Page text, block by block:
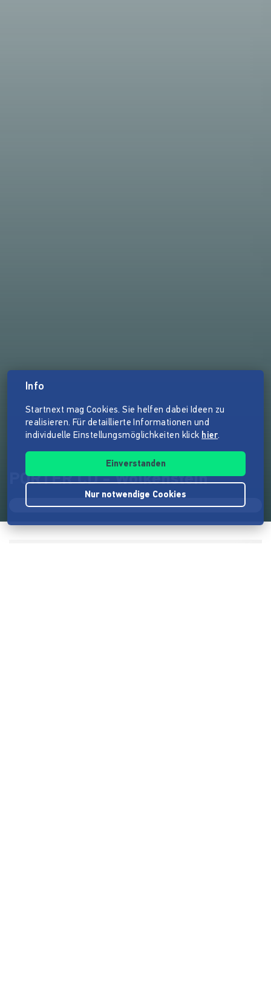
PORTER CD - Wolkenstein
Info
Startnext mag Cookies. Sie helfen dabei Ideen zu
realisieren. Für detaillierte Informationen und
individuelle Einstellungsmöglichkeiten klick hier.
Einverstanden
Nur notwendige Cookies